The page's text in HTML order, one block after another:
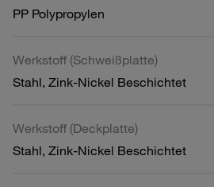
PP Polypropylen
Werkstoff (Schweißplatte)
Stahl, Zink-Nickel Beschichtet
Werkstoff (Deckplatte)
Stahl, Zink-Nickel Beschichtet